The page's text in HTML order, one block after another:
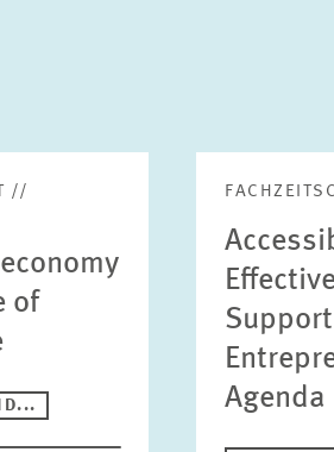
//
of
Agenda